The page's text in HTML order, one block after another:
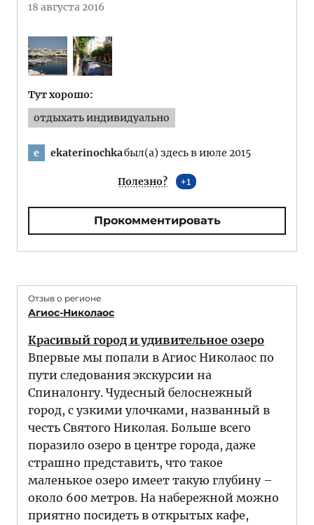
18 августа 2016
Тут хорошо:
отдыхать индивидуально
e ekaterinochkaбыл(а) здесь в июле 2015
Полезно? 1
Прокомментировать
Отзыв о регионе
Агиос-Николаос
Красивый город и удивительное озеро
Впервые мы попали в Агиос Николаос по
пути следования экскурсии на
Спиналонгу. Чудесный белоснежный
город, с узкими улочками, названный в
честь Святого Николая. Больше всего
поразило озеро в центре города, даже
страшно представить, что такое
маленькое озеро имеет такую глубину –
около 600 метров. На набережной можно
приятно посидеть в открытых кафе,